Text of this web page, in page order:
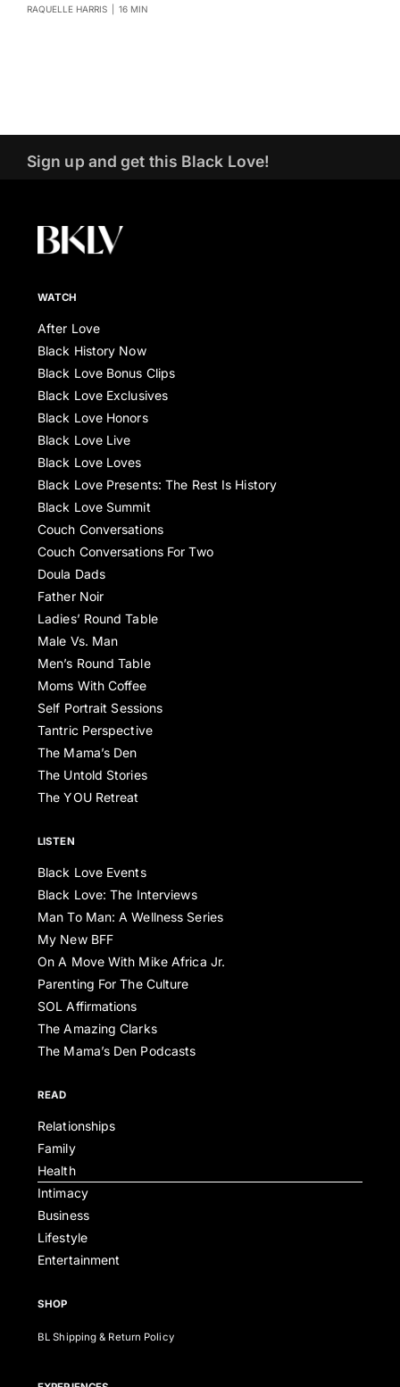
RAQUELLE HARRIS 16 MIN
Sign up and get this Black Love!
WATCH
After Love
Black History Now
Black Love Bonus Clips
Black Love Exclusives
Black Love Honors
Black Love Live
Black Love Loves
Black Love Presents: The Rest Is History
Black Love Summit
Couch Conversations
Couch Conversations For Two
Doula Dads
Father Noir
Ladies’ Round Table
Male Vs. Man
Men’s Round Table
Moms With Coffee
Self Portrait Sessions
Tantric Perspective
The Mama’s Den
The Untold Stories
The YOU Retreat
LISTEN
Black Love Events
Black Love: The Interviews
Man To Man: A Wellness Series
My New BFF
On A Move With Mike Africa Jr.
Parenting For The Culture
SOL Affirmations
The Amazing Clarks
The Mama’s Den Podcasts
READ
Relationships
Family
Health
Intimacy
Business
Lifestyle
Entertainment
SHOP
BL Shipping & Return Policy